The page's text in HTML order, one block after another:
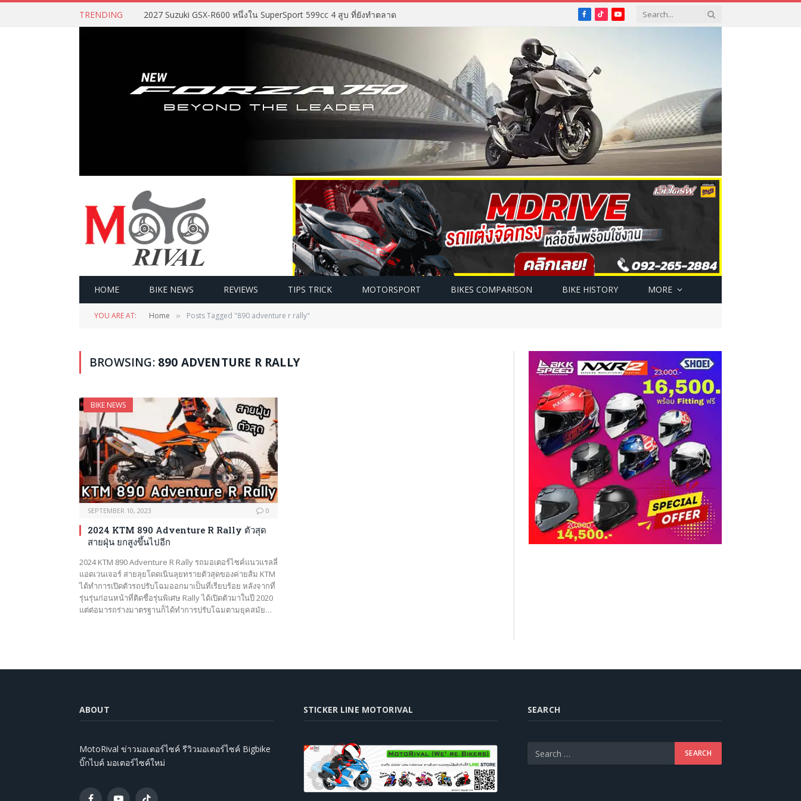
TRENDING 2027 Suzuki GSX-R600 หนึ่งใน SuperSport 599cc 4 สูบ ที่ยังทำตลาด Facebook
TikTokYouTube
HOME BIKE NEWS REVIEWS TIPS TRICK MOTORSPORT BIKES COMPARISON BIKE HISTORY MORE
YOU ARE AT: Home » Posts Tagged "890 adventure r rally"
BROWSING: 890 ADVENTURE R RALLY
BIKE NEWS
SEPTEMBER 10, 2023 0
2024 KTM 890 Adventure R Rally ตัวสุด
สายฝุ่น ยกสูงขึ้นไปอีก
2024 KTM 890 Adventure R Rally รถมอเตอร์ไซค์แนวแรลลี่
แอดเวนเจอร์ สายลุยโดดเนินลุยทรายตัวสุดของค่ายส้ม KTM
ได้ทำการเปิดตัวรถปรับโฉมออกมาเป็นที่เรียบร้อย หลังจากที่
รุ่นรุ่นก่อนหน้าที่ติดชื่อรุ่นพิเศษ Rally ได้เปิดตัวมาในปี 2020
แต่ต่อมารถร่างมาตรฐานก็ได้ทำการปรับโฉมตามยุคสมัย…
ABOUT
MotoRival ข่าวมอเตอร์ไซค์ รีวิวมอเตอร์ไซค์ Bigbike
บิ๊กไบค์ มอเตอร์ไซค์ใหม่
STICKER LINE MOTORIVAL SEARCH